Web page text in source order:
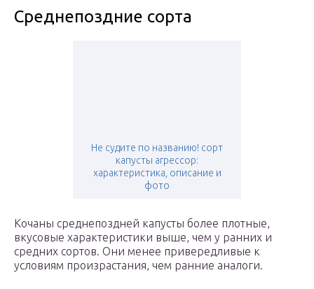
Среднепоздние сорта
Не судите по названию! сорт
капусты агрессор:
характеристика, описание и
фото
Кочаны среднепоздней капусты более плотные,
вкусовые характеристики выше, чем у ранних и
средних сортов. Они менее привередливые к
условиям произрастания, чем ранние аналоги.